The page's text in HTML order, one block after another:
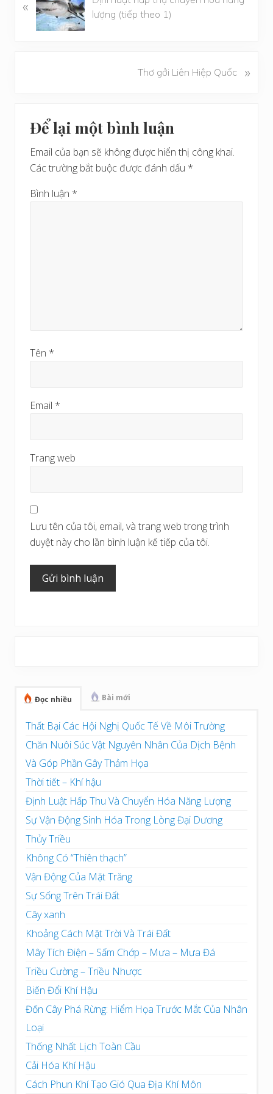
à
«
lượng (tiếp theo 1)
Thơ gởi Liên Hiệp Quốc »
Reader
Interactions
Để lại một bình luận
Email của bạn sẽ không được hiển thị công khai.
Các trường bắt buộc được đánh dấu *
Bình luận *
Tên *
Email *
Trang web
Lưu tên của tôi, email, và trang web trong trình
duyệt này cho lần bình luận kế tiếp của tôi.
Đọc nhiều Bài mới
Thất Bại Các Hội Nghị Quốc Tế Về Môi Trường
Chăn Nuôi Súc Vật Nguyên Nhân Của Dịch Bệnh
Và Góp Phần Gây Thảm Họa
Thời tiết – Khí hậu
Định Luật Hấp Thu Và Chuyển Hóa Năng Lượng
Sự Vận Động Sinh Hóa Trong Lòng Đại Dương
Thủy Triều
Không Có “Thiên thạch”
Vận Động Của Mặt Trăng
Sự Sống Trên Trái Đất
Cây xanh
Khoảng Cách Mặt Trời Và Trái Đất
Mây Tích Điện – Sấm Chớp – Mưa – Mưa Đá
Triều Cường – Triều Nhược
Biến Đổi Khí Hậu
Đốn Cây Phá Rừng: Hiểm Họa Trước Mắt Của Nhân
Loại
Thống Nhất Lịch Toàn Cầu
Cải Hóa Khí Hậu
Cách Phun Khí Tạo Gió Qua Địa Khí Môn